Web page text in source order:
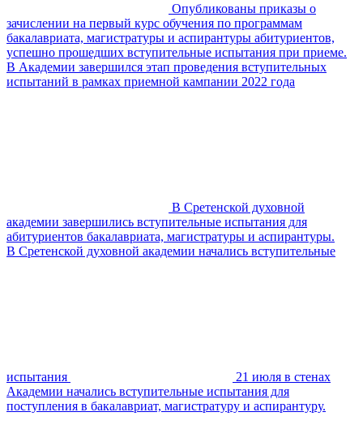
Опубликованы приказы о
зачислении на первый курс обучения по программам
бакалавриата, магистратуры и аспирантуры абитуриентов,
успешно прошедших вступительные испытания при приеме.
В Академии завершился этап проведения вступительных
испытаний в рамках приемной кампании 2022 года
В Сретенской духовной
академии завершились вступительные испытания для
абитуриентов бакалавриата, магистратуры и аспирантуры.
В Сретенской духовной академии начались вступительные
испытания
21 июля в стенах
Академии начались вступительные испытания для
поступления в бакалавриат, магистратуру и аспирантуру.